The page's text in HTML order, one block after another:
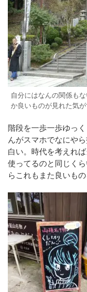
自分にはなんの関係も
か良いものが見れた気が
階段を一歩一歩ゆっ
んがスマホでなにや
白い。時代を考えれ
使ってるのと同じく
らこれもまた良いも